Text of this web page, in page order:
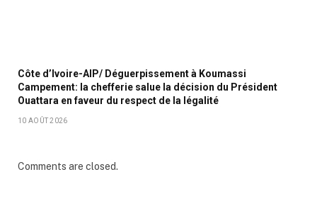
Côte d’Ivoire-AIP/ Déguerpissement à Koumassi
Campement: la chefferie salue la décision du Président
Ouattara en faveur du respect de la légalité
10 AOÛT 2026
Comments are closed.